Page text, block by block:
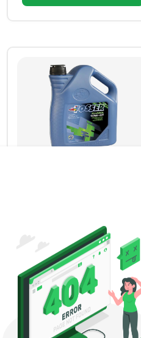
FOSSER ProMOL 10W-40
(1L)
ج.م500
الزيوت والسوائل
اشتري الآن
رقم الهاتف أو البريد الإلكتروني
اسم